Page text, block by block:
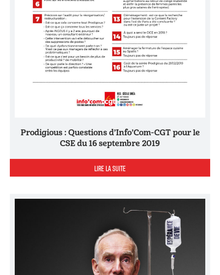
Prodigious : Questions d’Info’Com-CGT pour le
CSE du 16 septembre 2019
LIRE LA SUITE